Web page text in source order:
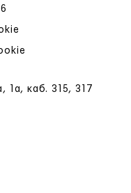
1а, каб. 315, 317